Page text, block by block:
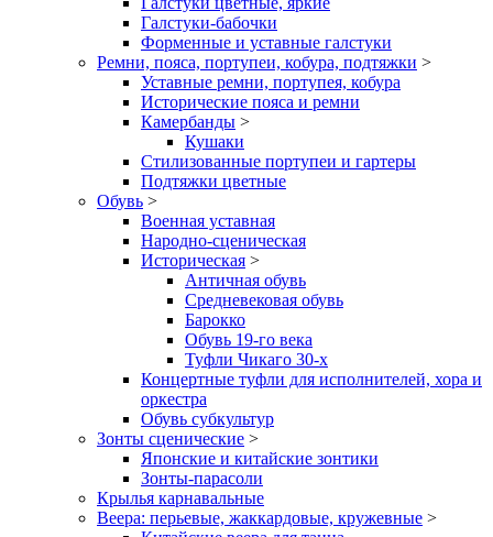
Галстуки-бабочки
Форменные и уставные галстуки
Ремни, пояса, портупеи, кобура, подтяжки >
Уставные ремни, портупея, кобура
Исторические пояса и ремни
Камербанды >
Кушаки
Стилизованные портупеи и гартеры
Подтяжки цветные
Обувь >
Военная уставная
Народно-сценическая
Историческая >
Античная обувь
Средневековая обувь
Барокко
Обувь 19-го века
Туфли Чикаго 30-х
Концертные туфли для исполнителей, хора и
оркестра
Обувь субкультур
Зонты сценические >
Японские и китайские зонтики
Зонты-парасоли
Крылья карнавальные
Веера: перьевые, жаккардовые, кружевные >